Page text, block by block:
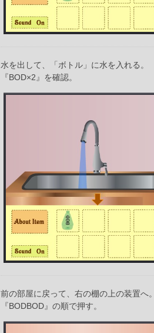
水を出して、「ボトル」に水を入れる。
『BOD×2』を確認。
前の部屋に戻って、右の棚の上の装置へ。
『BODBOD』の順で押す。